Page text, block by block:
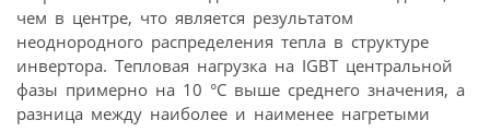
чем в центре, что является результатом
неоднородного распределения тепла в структуре
инвертора. Тепловая нагрузка на IGBT центральной
фазы примерно на 10 °С выше среднего значения, а
разница между наиболее и наименее нагретыми